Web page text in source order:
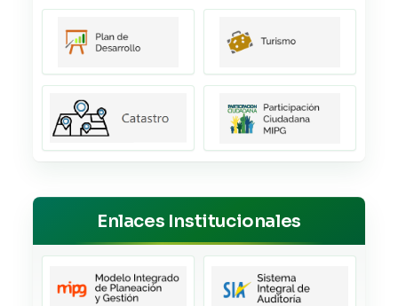
Enlaces Institucionales